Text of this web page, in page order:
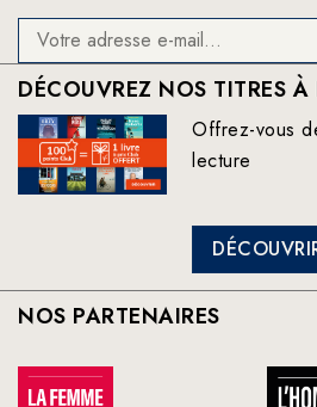
DÉCOUVREZ NOS TITRES À
Offrez-vous
lecture
NOS PARTENAIRES